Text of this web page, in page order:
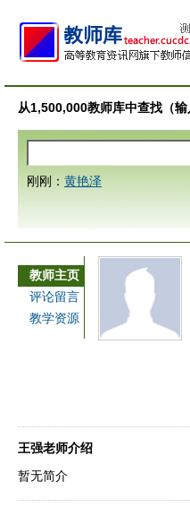
从1,500,000教师库中查找（输
刚刚： 黄艳泽
教师主页
评论留言
教学资源
王强老师介绍
暂无简介